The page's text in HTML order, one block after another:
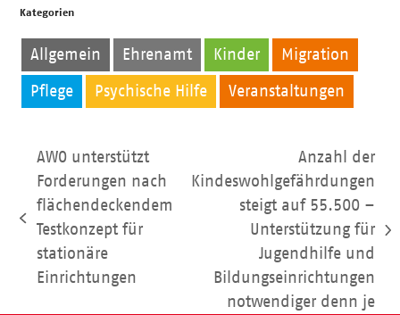
Kategorien
Allgemein Ehrenamt Kinder Migration
Pflege Psychische Hilfe Veranstaltungen
vorheriger
Beitrag:
AWO unterstützt
Forderungen nach
flächendeckendem
Testkonzept für
stationäre
Einrichtungen
Anzahl der
Kindeswohlgefährdungen
steigt auf 55.500 –
Unterstützung für
Jugendhilfe und
Bildungseinrichtungen
notwendiger denn je